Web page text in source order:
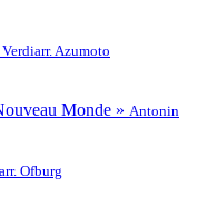
arr. Azumoto
Monde » Antonin
arr. Ofburg